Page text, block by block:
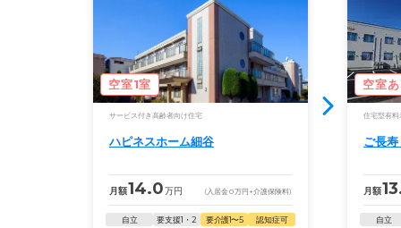
空室1室
サービス付き高齢者向け住宅
ハピネスホーム細谷
月額14.0万円 (入居金0万円 +介護保険料)
自立 要支援1・2 要介護1〜5 認知症可
空室
住宅型有料
ご長
月額
自立